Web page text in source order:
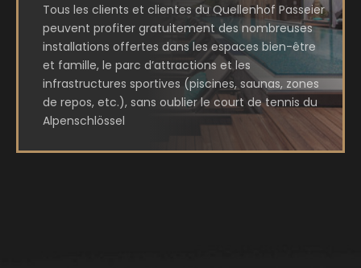
Tous les clients et clientes du Quellenhof Passeier
peuvent profiter gratuitement des nombreuses
installations offertes dans les espaces bien-être
et famille, le parc d’attractions et les
infrastructures sportives (piscines, saunas, zones
de repos, etc.), sans oublier le court de tennis du
Alpenschlössel